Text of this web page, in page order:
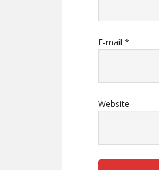
E-mail *
Website